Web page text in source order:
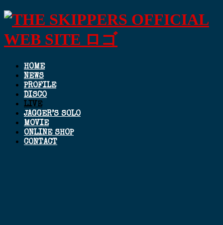
HOME
NEWS
PROFILE
DISCO
LIVE
JAGGER’S SOLO
MOVIE
ONLINE SHOP
CONTACT